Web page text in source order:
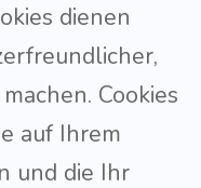
dienen
Cookies
auf Ihrem
und die Ihr